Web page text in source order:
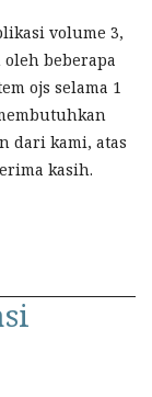
volume 3,
oleh beberapa
ojs selama 1
dari kami, atas
kasih.